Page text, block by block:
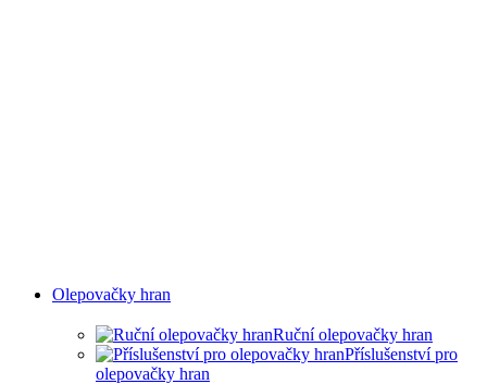
Olepovačky hran
Ruční olepovačky hran
Příslušenství pro
olepovačky hran